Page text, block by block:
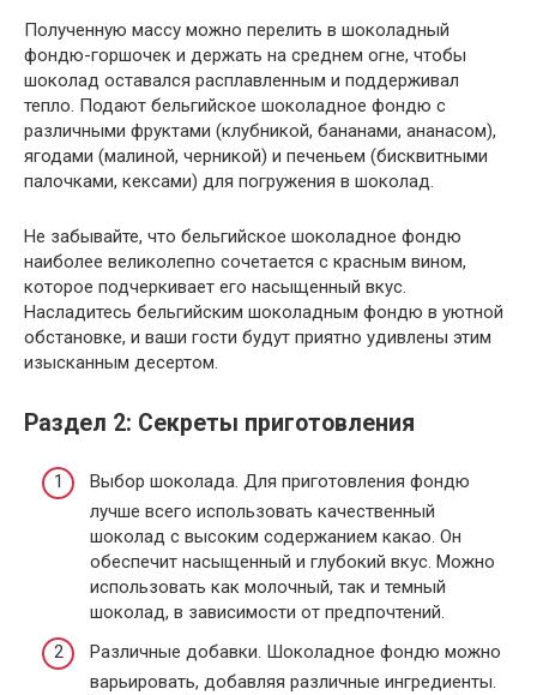
Полученную массу можно перелить в шоколадный
фондю-горшочек и держать на среднем огне, чтобы
шоколад оставался расплавленным и поддерживал
тепло. Подают бельгийское шоколадное фондю с
различными фруктами (клубникой, бананами, ананасом),
ягодами (малиной, черникой) и печеньем (бисквитными
палочками, кексами) для погружения в шоколад.
Не забывайте, что бельгийское шоколадное фондю
наиболее великолепно сочетается с красным вином,
которое подчеркивает его насыщенный вкус.
Насладитесь бельгийским шоколадным фондю в уютной
обстановке, и ваши гости будут приятно удивлены этим
изысканным десертом.
Раздел 2: Секреты приготовления
Выбор шоколада. Для приготовления фондю
лучше всего использовать качественный
шоколад с высоким содержанием какао. Он
обеспечит насыщенный и глубокий вкус. Можно
использовать как молочный, так и темный
шоколад, в зависимости от предпочтений.
Различные добавки. Шоколадное фондю можно
варьировать, добавляя различные ингредиенты.